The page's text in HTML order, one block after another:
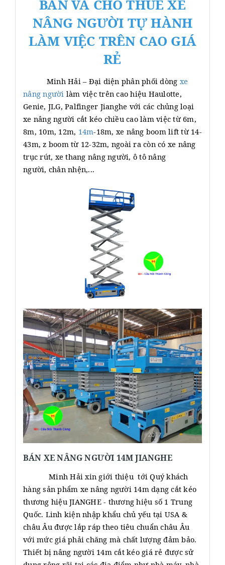
BÁN VÀ CHO THUÊ XE
NÂNG NGƯỜI TỰ HÀNH
LÀM VIỆC TRÊN CAO GIÁ
RẺ
Minh Hải – Đại diện phân phối dòng xe
nâng người làm việc trên cao hiệu Haulotte,
Genie, JLG, Palfinger Jianghe với các chủng loại
xe nâng người cắt kéo chiều cao làm việc từ 6m,
8m, 10m, 12m, 14m-18m, xe nâng boom lift từ 14-
43m, z boom từ 12-32m, ngoài ra còn có xe nâng
trục rút, xe thang nâng người, ô tô nâng
người, chân nhện,...
BÁN XE NÂNG NGƯỜI 14M JIANGHE
Minh Hải xin giới thiệu tới Quý khách
hàng sản phẩm xe nâng người 14m dạng cắt kéo
thương hiệu JIANGHE - thương hiệu số 1 Trung
Quốc. Linh kiện nhập khẩu chủ yếu tại USA &
châu Âu được lắp ráp theo tiêu chuẩn châu Âu
với mức giá phải chăng mà chất lượng đảm bảo.
Thiết bị nâng người 14m cắt kéo giá rẻ được sử